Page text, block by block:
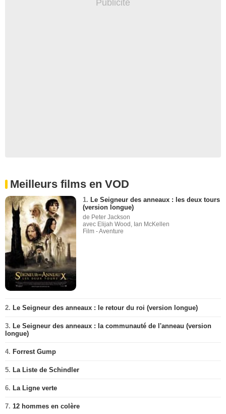
Meilleurs films en VOD
1. Le Seigneur des anneaux : les deux tours
(version longue)
de Peter Jackson
avec Elijah Wood, Ian McKellen
Film - Aventure
2. Le Seigneur des anneaux : le retour du roi (version longue)
3. Le Seigneur des anneaux : la communauté de l'anneau (version
longue)
4. Forrest Gump
5. La Liste de Schindler
6. La Ligne verte
7. 12 hommes en colère